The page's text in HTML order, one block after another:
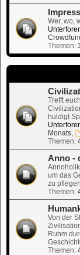
Wer, wo,
Themen:
Trefft
huldigt
Monats,
Themen:
Anno -
um das
zu
Themen:
Von der
Ruhm
Themen: